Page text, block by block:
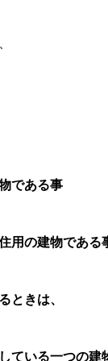
である事
用の建物である
ときは、
ている一つの建